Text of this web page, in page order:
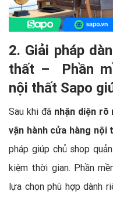
2. Giải pháp
thất – Phần
nội thất Sapo
Sau khi đã nhận diện
vận hành cửa hàng nội
pháp giúp chủ shop
kiệm thời gian. Phần
lựa chọn phù hợp dành